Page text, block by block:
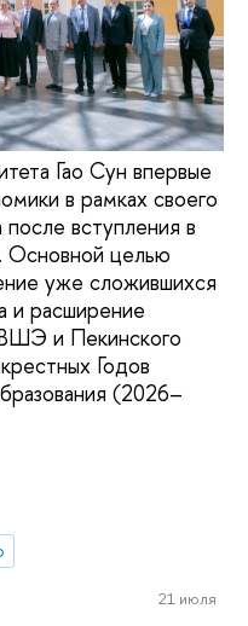
Гао Сун впервые
в рамках своего
вступления в
Основной целью
уже сложившихся
и расширение
и Пекинского
Годов
(2026–
21 июля